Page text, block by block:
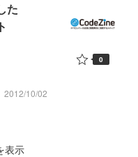
た
2012/10/02
0
表示